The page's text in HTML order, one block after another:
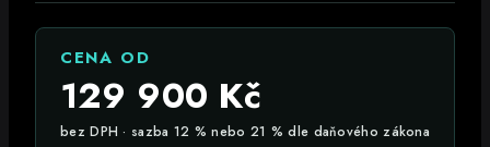
CENA OD
129 900 Kč
bez DPH · sazba 12 % nebo 21 % dle daňového zákona